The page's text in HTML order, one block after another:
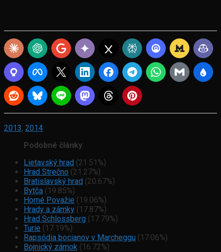
2013, 2014
Podobné články:
Lietavský hrad (21.51%)
Hrad Strečno (21.27%)
Bratislavský hrad (20.67%)
Bytča (19.85%)
Horné Považie (19.06%)
Hrady a zámky (17.87%)
Hrad Schlossberg (17.79%)
Turie (17.19%)
Rapsódia bocianov v Marcheggu (17.06%)
Bojnický zámok (16.72%)